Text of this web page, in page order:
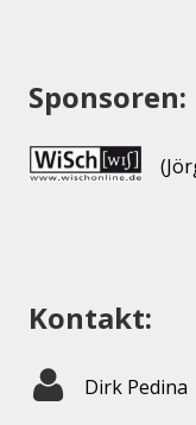
Sponsoren:
Kontakt:
Dirk Pedina